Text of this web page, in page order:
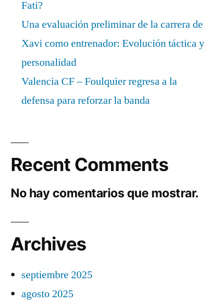
Fati?
Una evaluación preliminar de la carrera de
Xavi como entrenador: Evolución táctica y
personalidad
Valencia CF – Foulquier regresa a la
defensa para reforzar la banda
Recent Comments
No hay comentarios que mostrar.
Archives
septiembre 2025
agosto 2025